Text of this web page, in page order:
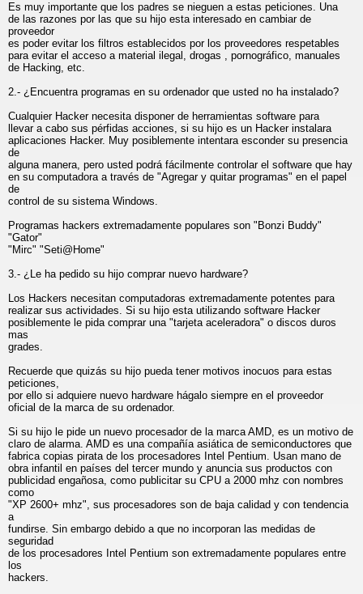
Es muy importante que los padres se nieguen a estas peticiones. Una
de las razones por las que su hijo esta interesado en cambiar de
proveedor
es poder evitar los filtros establecidos por los proveedores respetables
para evitar el acceso a material ilegal, drogas , pornográfico, manuales
de Hacking, etc.
2.- ¿Encuentra programas en su ordenador que usted no ha instalado?
Cualquier Hacker necesita disponer de herramientas software para
llevar a cabo sus pérfidas acciones, si su hijo es un Hacker instalara
aplicaciones Hacker. Muy posiblemente intentara esconder su presencia
de
alguna manera, pero usted podrá fácilmente controlar el software que hay
en su computadora a través de "Agregar y quitar programas" en el papel
de
control de su sistema Windows.
Programas hackers extremadamente populares son "Bonzi Buddy"
"Gator"
"Mirc" "Seti@Home"
3.- ¿Le ha pedido su hijo comprar nuevo hardware?
Los Hackers necesitan computadoras extremadamente potentes para
realizar sus actividades. Si su hijo esta utilizando software Hacker
posiblemente le pida comprar una "tarjeta aceleradora" o discos duros
mas
grades.
Recuerde que quizás su hijo pueda tener motivos inocuos para estas
peticiones,
por ello si adquiere nuevo hardware hágalo siempre en el proveedor
oficial de la marca de su ordenador.
Si su hijo le pide un nuevo procesador de la marca AMD, es un motivo de
claro de alarma. AMD es una compañía asiática de semiconductores que
fabrica copias pirata de los procesadores Intel Pentium. Usan mano de
obra infantil en países del tercer mundo y anuncia sus productos con
publicidad engañosa, como publicitar su CPU a 2000 mhz con nombres
como
"XP 2600+ mhz", sus procesadores son de baja calidad y con tendencia
a
fundirse. Sin embargo debido a que no incorporan las medidas de
seguridad
de los procesadores Intel Pentium son extremadamente populares entre
los
hackers.